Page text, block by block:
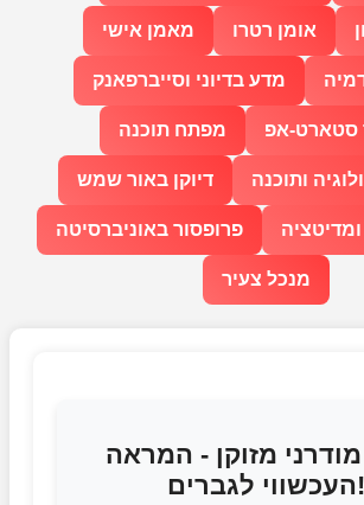
מאמן אישי אומן רטרו
מדע בדיוני וסייברפאנק
מפתח תוכנה סטארט-אפ
דיוקן באור שמש ותוכנה
פרופסור באוניברסיטה
מנכל צעיר
מודרני מזוקן - המראה
העכשווי לגברים!